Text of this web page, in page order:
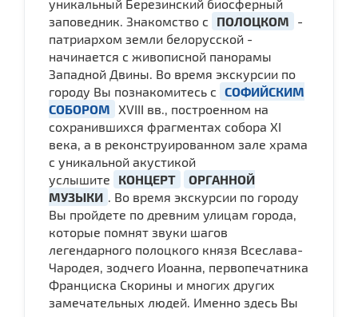
уникальный Березинский биосферный
заповедник. Знакомство с
ПОЛОЦКОМ
-
патриархом земли белорусской -
начинается с живописной панорамы
Западной Двины. Во время экскурсии по
городу Вы познакомитесь с СОФИЙСКИМ
СОБОРОМ XVIII вв., построенном на
сохранившихся фрагментах собора XI
века, а в реконструированном зале храма
с уникальной акустикой
услышите
КОНЦЕРТ
ОРГАННОЙ
МУЗЫКИ
. Во время экскурсии по городу
Вы пройдете по древним улицам города,
которые помнят звуки шагов
легендарного полоцкого князя Всеслава-
Чародея, зодчего Иоанна, первопечатника
Франциска Скорины и многих других
замечательных людей. Именно здесь Вы